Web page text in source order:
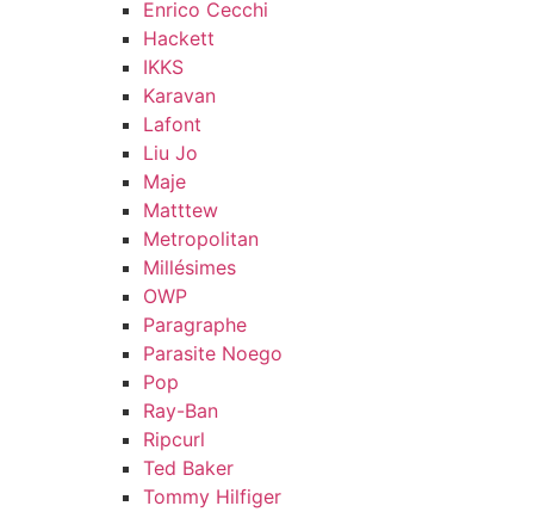
Enrico Cecchi
Hackett
IKKS
Karavan
Lafont
Liu Jo
Maje
Matttew
Metropolitan
Millésimes
OWP
Paragraphe
Parasite Noego
Pop
Ray-Ban
Ripcurl
Ted Baker
Tommy Hilfiger